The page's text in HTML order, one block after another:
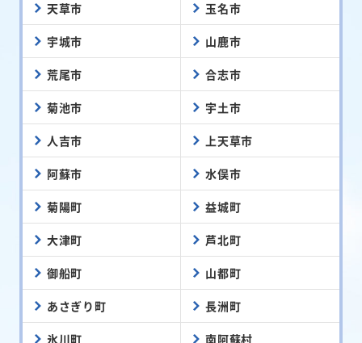
天草市 玉名市
宇城市 山鹿市
荒尾市 合志市
菊池市 宇土市
人吉市 上天草市
阿蘇市 水俣市
菊陽町 益城町
大津町 芦北町
御船町 山都町
あさぎり町 長洲町
氷川町 南阿蘇村